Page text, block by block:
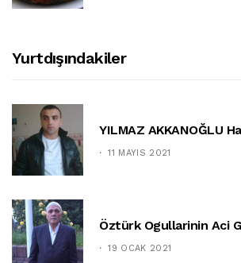
Yurtdışındakiler
YILMAZ AKKANOĞLU
11 MAYIS 2021
Öztürk Ogullarinin Aci
19 OCAK 2021